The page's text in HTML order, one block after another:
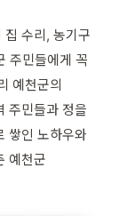
집 수리, 농기구
주민들에게 꼭
예천군의
주민들과 정을
쌓인 노하우와
예천군